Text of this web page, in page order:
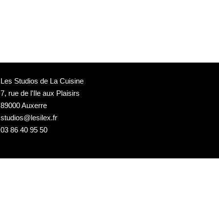
Les Studios de La Cuisine
7, rue de l'Ile aux Plaisirs
89000 Auxerre
studios@lesilex.fr
03 86 40 95 50
NEWSLETTER DU SILEX +++